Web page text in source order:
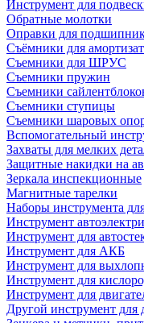
Инструмент для
Обратные молотки
Оправки для
Съёмники для
Съемники для ШРУС
Съемники пружин
Съемники
Съемники ступицы
Съемники шаровых
Вспомогательный
Захваты для мелких
Защитные накидки на
Зеркала инспекционные
Магнитные тарелки
Наборы инструмента
Инструмент
Инструмент для
Инструмент для АКБ
Инструмент для
Инструмент для
Инструмент для
Другой инструмент для